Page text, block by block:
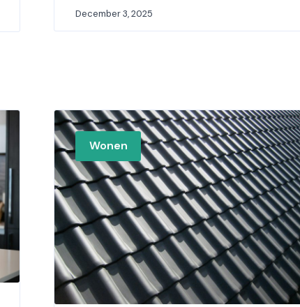
December 3, 2025
Wonen